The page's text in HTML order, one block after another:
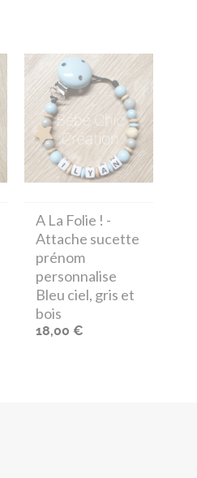
A La Folie ! -
Attache sucette
prénom
personnalise
Bleu ciel, gris et
bois
18,00 €